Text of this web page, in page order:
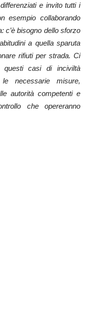
e invito tutti i
esempio collaborando
c’è bisogno dello sforzo
a quella sparuta
rifiuti per strada. Ci
casi di inciviltà
le necessarie misure,
autorità competenti e
che opereranno